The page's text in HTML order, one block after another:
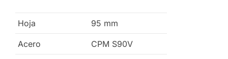
Hoja 95 mm
Acero CPM S90V